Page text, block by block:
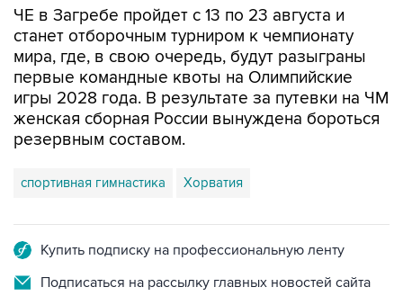
мира, где, в свою очередь, будут разыграны
первые командные квоты на Олимпийские
игры 2028 года. В результате за путевки на ЧМ
женская сборная России вынуждена бороться
резервным составом.
спортивная гимнастика Хорватия
Подписаться на рассылку главных новостей сайта
Получать оперативные новости в официальном
канале